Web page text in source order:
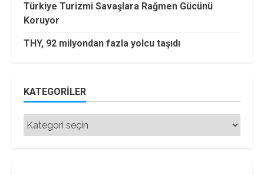
Türkiye Turizmi Savaşlara Rağmen Gücünü
Koruyor
THY, 92 milyondan fazla yolcu taşıdı
KATEGORILER
Kategoriler